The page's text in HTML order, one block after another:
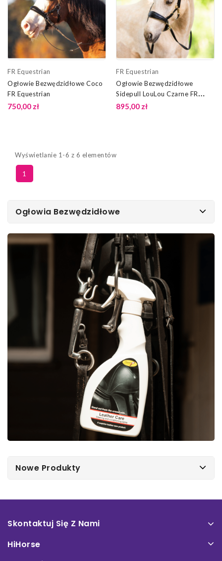
FR Equestrian
Ogłowie Bezwędzidłowe Coco
FR Equestrian
750,00 zł
FR Equestrian
Ogłowie Bezwędzidłowe
Sidepull LouLou Czarne FR
Equestrian
895,00 zł
Wyświetlanie 1-6 z 6 elementów
1
Ogłowia Bezwędzidłowe
Nowe Produkty
Skontaktuj Się Z Nami
HiHorse